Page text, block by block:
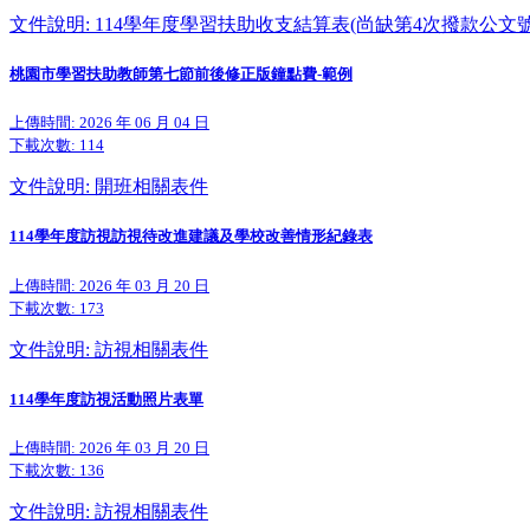
文件說明: 114學年度學習扶助收支結算表(尚缺第4次撥款公文
桃園市學習扶助教師第七節前後修正版鐘點費-範例
上傳時間: 2026 年 06 月 04 日
下載次數: 114
文件說明: 開班相關表件
114學年度訪視訪視待改進建議及學校改善情形紀錄表
上傳時間: 2026 年 03 月 20 日
下載次數: 173
文件說明: 訪視相關表件
114學年度訪視活動照片表單
上傳時間: 2026 年 03 月 20 日
下載次數: 136
文件說明: 訪視相關表件